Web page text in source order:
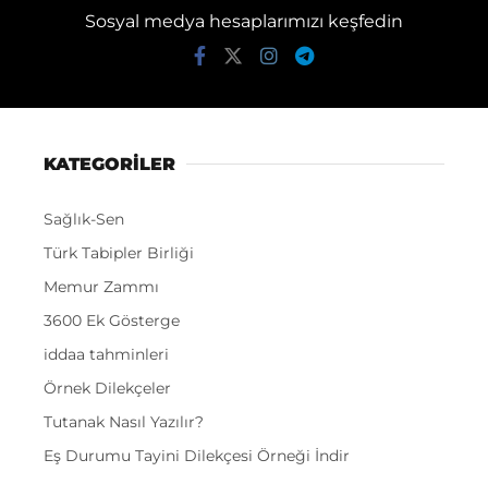
Sosyal medya hesaplarımızı keşfedin
KATEGORİLER
Sağlık-Sen
Türk Tabipler Birliği
Memur Zammı
3600 Ek Gösterge
iddaa tahminleri
Örnek Dilekçeler
Tutanak Nasıl Yazılır?
Eş Durumu Tayini Dilekçesi Örneği İndir